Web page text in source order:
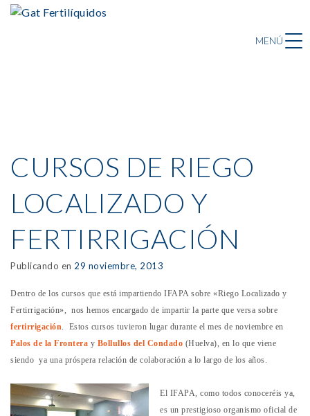
CURSOS DE RIEGO
LOCALIZADO Y
FERTIRRIGACIÓN
Publicando en 29 noviembre, 2013
Dentro de los cursos que está impartiendo IFAPA sobre «Riego Localizado y
Fertirrigación», nos hemos encargado de impartir la parte que versa sobre
fertirrigación. Estos cursos tuvieron lugar durante el mes de noviembre en
Palos de la Frontera y Bollullos del Condado (Huelva), en lo que viene
siendo ya una próspera relación de colaboración a lo largo de los años.
El IFAPA, como todos conoceréis ya,
es un prestigioso organismo oficial de
MENÚ